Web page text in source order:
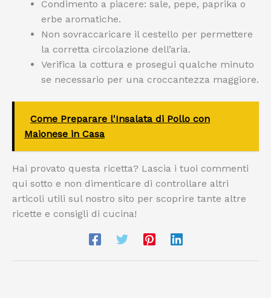
Condimento a piacere: sale, pepe, paprika o
erbe aromatiche.
Non sovraccaricare il cestello per permettere
la corretta circolazione dell’aria.
Verifica la cottura e prosegui qualche minuto
se necessario per una croccantezza maggiore.
Come Preparare l'Insalata di Pollo con
Maionese in Casa
Hai provato questa ricetta? Lascia i tuoi commenti
qui sotto e non dimenticare di controllare altri
articoli utili sul nostro sito per scoprire tante altre
ricette e consigli di cucina!